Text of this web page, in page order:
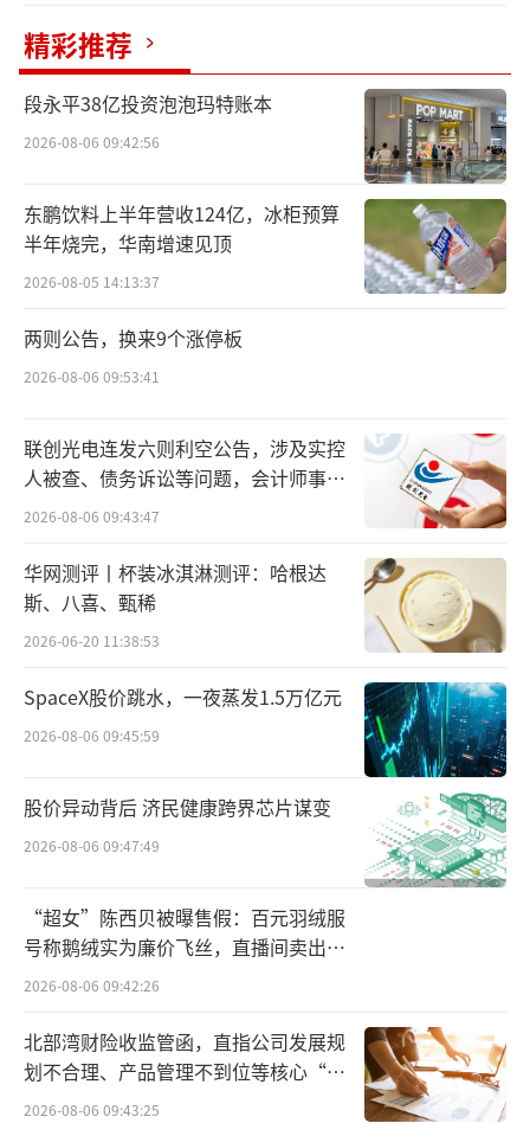
陈清水之子，陈鸳鸯为陈清水之女。
对于陈清水，业界早已十分熟悉。
生于1956年的陈清水虽然只有高中学历，
但其创立的银鹭不仅是家喻户晓的品牌，从罐
头食品起家，逐步衍生至八宝粥、花生奶、椰
子汁等饮品，更是在2007年卖到了30亿。
2011年，雀巢入股银鹭，持股60%，并在
2017年和2018年先后收购了剩余的40%股权，
的操盘下，2013年，银鹭创下了111亿元的销
售纪录，银鹭花生奶成为销售额突破60亿元的
大单品。后来，银鹭的业绩表现日渐下滑，至2
019年仅剩50.65亿元，于是，雀巢准备将银鹭
出售。
粥等在华业务以及银鹭位于福建、安徽、湖
北、山东和四川的5家企业的全部股权出售。时
隔近十年后的2022年，陈清水、陈延河、陈延
富通过合同取得厦门银鹭食品集团有限公司控
制权，银鹭又重回创始人家族手中。
不过，拿回银鹭控制权的陈清水并没有亲
自掌舵，而是将银鹭交给了他的子女。目前，
在银鹭的高管团队中，陈延河是董事长兼总经
精彩推荐
段永平38亿投资泡泡玛特账本
2026-08-06 09:42:56
东鹏饮料上半年营收124亿，冰柜预算
半年烧完，华南增速见顶
2026-08-05 14:13:37
两则公告，换来9个涨停板
2026-08-06 09:53:41
联创光电连发六则利空公告，涉及实控
人被查、债务诉讼等问题，会计师事务
所曾出具“保留意见”
2026-08-06 09:43:47
华网测评丨杯装冰淇淋测评：哈根达
斯、八喜、甄稀
2026-06-20 11:38:53
SpaceX股价跳水，一夜蒸发1.5万亿元
2026-08-06 09:45:59
股价异动背后 济民健康跨界芯片谋变
2026-08-06 09:47:49
“超女”陈西贝被曝售假：百元羽绒服
号称鹅绒实为廉价飞丝，直播间卖出超
百万元
2026-08-06 09:42:26
北部湾财险收监管函，直指公司发展规
划不合理、产品管理不到位等核心“痛
点”
2026-08-06 09:43:25